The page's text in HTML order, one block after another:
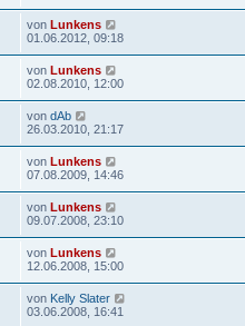
von Lunkens
01.06.2012, 09:18
von Lunkens
02.08.2010, 12:00
von dAb
26.03.2010, 21:17
von Lunkens
07.08.2009, 14:46
von Lunkens
09.07.2008, 23:10
von Lunkens
12.06.2008, 15:00
von Kelly Slater
03.06.2008, 16:41